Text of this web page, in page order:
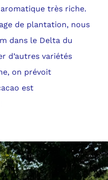
très riche.
de plantation, nous
dans le Delta du
d’autres variétés
on prévoit
est